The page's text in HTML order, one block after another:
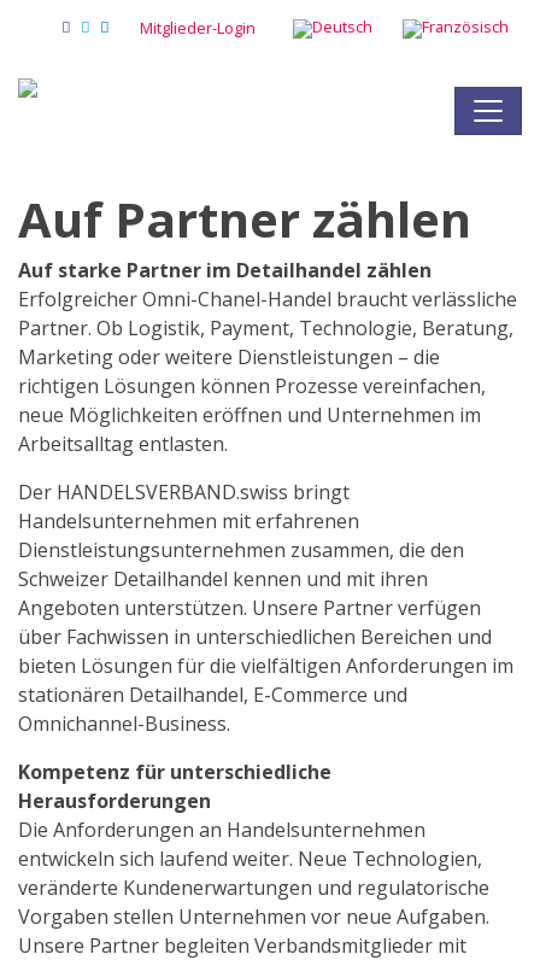
Mitglieder-Login
Auf Partner zählen
Auf starke Partner im Detailhandel zählen
Erfolgreicher Omni-Chanel-Handel braucht verlässliche
Partner. Ob Logistik, Payment, Technologie, Beratung,
Marketing oder weitere Dienstleistungen – die
richtigen Lösungen können Prozesse vereinfachen,
neue Möglichkeiten eröffnen und Unternehmen im
Arbeitsalltag entlasten.
Der HANDELSVERBAND.swiss bringt
Handelsunternehmen mit erfahrenen
Dienstleistungsunternehmen zusammen, die den
Schweizer Detailhandel kennen und mit ihren
Angeboten unterstützen. Unsere Partner verfügen
über Fachwissen in unterschiedlichen Bereichen und
bieten Lösungen für die vielfältigen Anforderungen im
stationären Detailhandel, E-Commerce und
Omnichannel-Business.
Kompetenz für unterschiedliche
Herausforderungen
Die Anforderungen an Handelsunternehmen
entwickeln sich laufend weiter. Neue Technologien,
veränderte Kundenerwartungen und regulatorische
Vorgaben stellen Unternehmen vor neue Aufgaben.
Unsere Partner begleiten Verbandsmitglieder mit